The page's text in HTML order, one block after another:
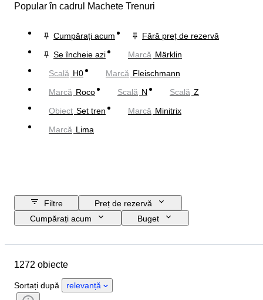
Popular în cadrul Machete Trenuri
Cumpărați acum
Fără preț de rezervă
Se încheie azi
Marcă Märklin
Scală H0 Marcă Fleischmann
Marcă Roco Scală N Scală Z
Obiect Set tren Marcă Minitrix
Marcă Lima
Filtre
Preț de rezervă
Cumpărați acum
Buget
Țara de Proveniență
Extra
Culoare
Scală
1272 obiecte
Sortați după relevanță